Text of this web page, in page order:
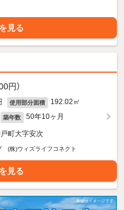
見る
円）
使用部分面積 192.02㎡
築年数 50年10ヶ月
町大字安次
(株)ウィズライフコネクト
見る